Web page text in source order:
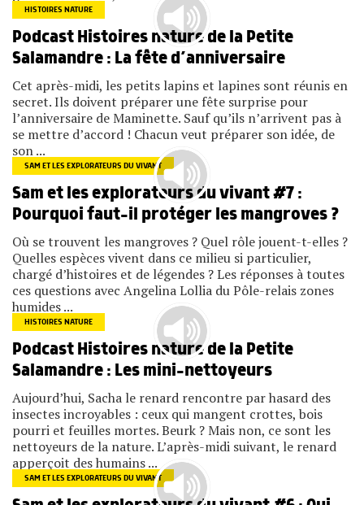
HISTOIRES NATURE
Podcast Histoires nature de la Petite
Salamandre : La fête d’anniversaire
Cet après-midi, les petits lapins et lapines sont réunis en
secret. Ils doivent préparer une fête surprise pour
l’anniversaire de Maminette. Sauf qu’ils n’arrivent pas à
se mettre d’accord ! Chacun veut préparer son idée, de
son ...
SAM ET LES EXPLORATEURS DU VIVANT
Sam et les explorateurs du vivant #7 :
Pourquoi faut-il protéger les mangroves ?
Où se trouvent les mangroves ? Quel rôle jouent-t-elles ?
Quelles espèces vivent dans ce milieu si particulier,
chargé d’histoires et de légendes ? Les réponses à toutes
ces questions avec Angelina Lollia du Pôle-relais zones
humides ...
HISTOIRES NATURE
Podcast Histoires nature de la Petite
Salamandre : Les mini-nettoyeurs
Aujourd’hui, Sacha le renard rencontre par hasard des
insectes incroyables : ceux qui mangent crottes, bois
pourri et feuilles mortes. Beurk ? Mais non, ce sont les
nettoyeurs de la nature. L’après-midi suivant, le renard
apperçoit des humains ...
SAM ET LES EXPLORATEURS DU VIVANT